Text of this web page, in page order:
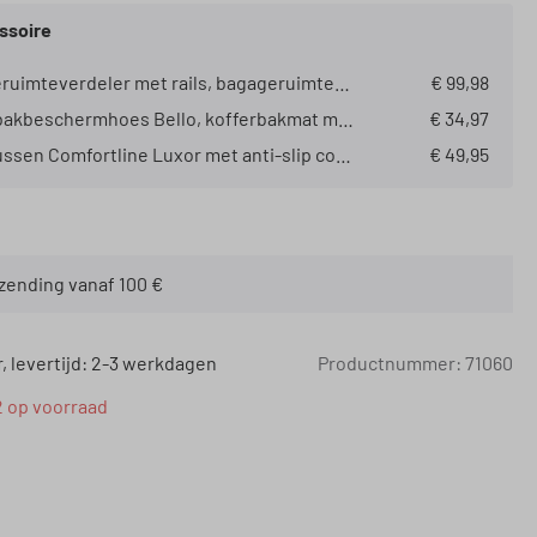
€ 99,98
€ 34,97
€ 49,95
vanaf 100 €
levertijd: 2-3 werkdagen
op voorraad
Productnummer: 71060